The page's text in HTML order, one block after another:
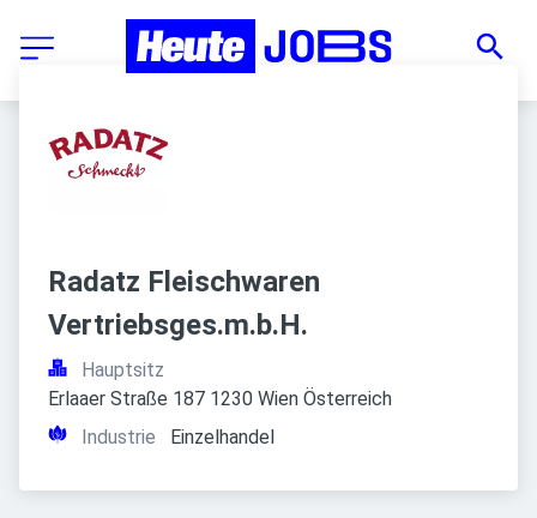
Radatz Fleischwaren
Vertriebsges.m.b.H.
Hauptsitz
Erlaaer Straße 187 1230 Wien Österreich
Industrie
Einzelhandel